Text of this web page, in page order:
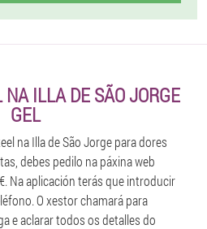
ILLA DE SÃO JORGE
GEL
na Illa de São Jorge para dores
debes pedilo na páxina web
Na aplicación terás que introducir
O xestor chamará para
e aclarar todos os detalles do